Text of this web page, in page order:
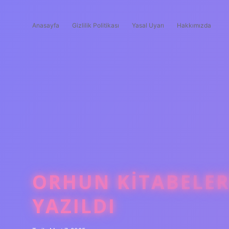
Anasayfa Gizlilik Politikası Yasal Uyarı Hakkımızda
ORHUN
YAZILDI